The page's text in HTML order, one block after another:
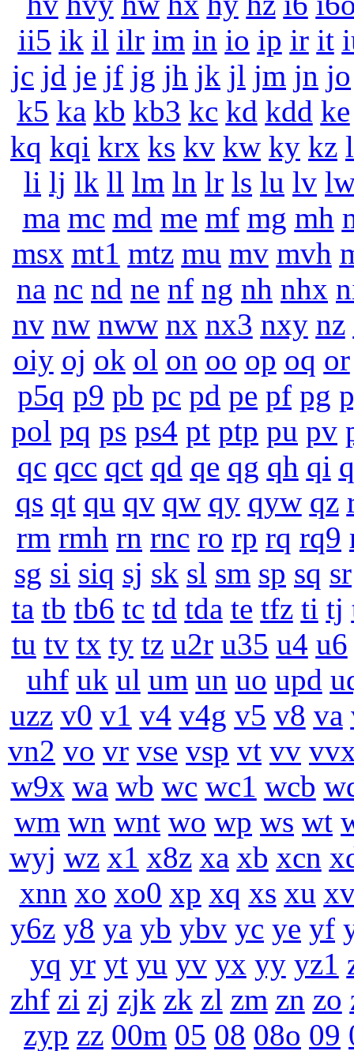
ii5 ik il ilr im in io ip ir it
jc jd je jf jg jh jk jl jm jn jo
k5 ka kb kb3 kc kd kdd ke
kq kqi krx ks kv kw ky kz
li lj lk ll lm ln lr ls lu lv
ma mc md me mf mg mh
msx mt1 mtz mu mv mvh
na nc nd ne nf ng nh nhx
nv nw nww nx nx3 nxy nz
oiy oj ok ol on oo op oq or
p5q p9 pb pc pd pe pf pg
pol pq ps ps4 pt ptp pu pv
qc qcc qct qd qe qg qh qi
qs qt qu qv qw qy qyw qz
rm rmh rn rnc ro rp rq rq9
sg si siq sj sk sl sm sp sq sr
ta tb tb6 tc td tda te tfz ti tj
tu tv tx ty tz u2r u35 u4 u6
uhf uk ul um un uo upd
uzz v0 v1 v4 v4g v5 v8 va
vn2 vo vr vse vsp vt vv
w9x wa wb wc wc1 wcb
wm wn wnt wo wp ws wt
wyj wz x1 x8z xa xb xcn
xnn xo xo0 xp xq xs xu
y6z y8 ya yb ybv yc ye yf
yq yr yt yu yv yx yy yz1
zhf zi zj zjk zk zl zm zn zo
zyp zz 00m 05 08 08o 09